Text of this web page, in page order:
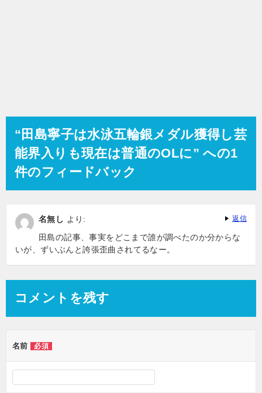
“田島寧子は水泳五輪銀メダル獲得し芸
能界入りも現在は普通のOLに” への1
件のフィードバック
名無し より:
田島の記事、事実をどこまで誰が調べたのか分からな
いが、ずいぶんと誇張歪曲されてるなー。
返信
コメントを残す
名前 必須